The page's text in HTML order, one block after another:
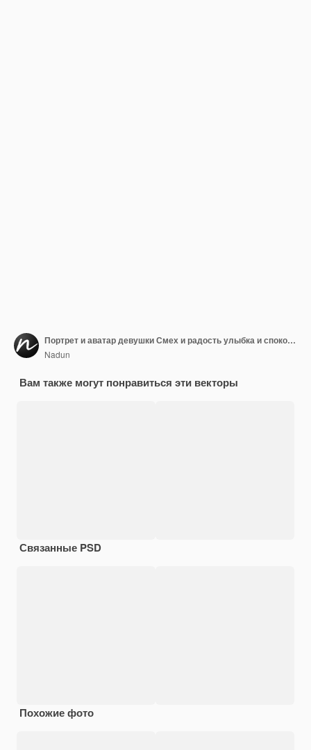
Портрет и аватар девушки Смех и радость улыбка и спокойствие Разнообразие персонажей
Nadun
Вам также могут понравиться эти векторы
Связанные PSD
Похожие фото